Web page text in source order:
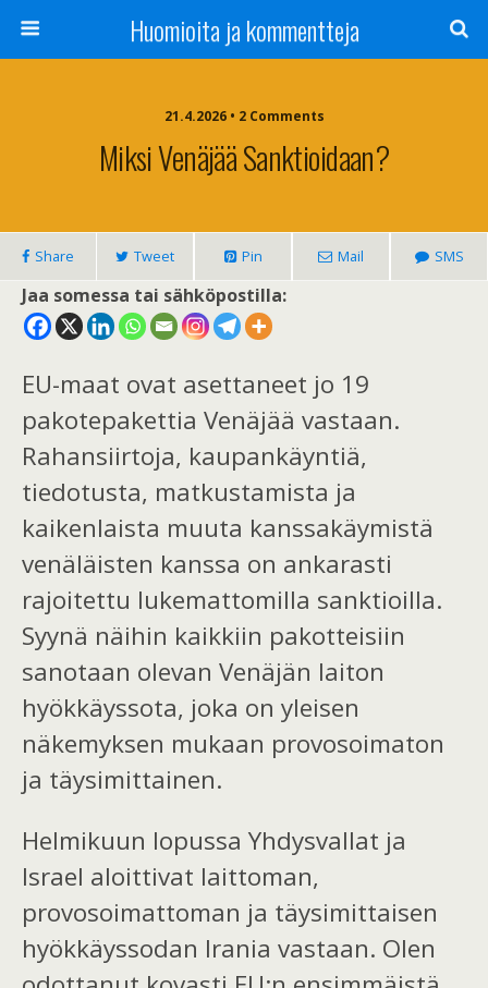
Huomioita ja kommentteja
21.4.2026 • 2 Comments
Miksi Venäjää Sanktioidaan?
Share Tweet Pin Mail SMS
Jaa somessa tai sähköpostilla:
EU-maat ovat asettaneet jo 19
pakotepakettia Venäjää vastaan.
Rahansiirtoja, kaupankäyntiä,
tiedotusta, matkustamista ja
kaikenlaista muuta kanssakäymistä
venäläisten kanssa on ankarasti
rajoitettu lukemattomilla sanktioilla.
Syynä näihin kaikkiin pakotteisiin
sanotaan olevan Venäjän laiton
hyökkäyssota, joka on yleisen
näkemyksen mukaan provosoimaton
ja täysimittainen.
Helmikuun lopussa Yhdysvallat ja
Israel aloittivat laittoman,
provosoimattoman ja täysimittaisen
hyökkäyssodan Irania vastaan. Olen